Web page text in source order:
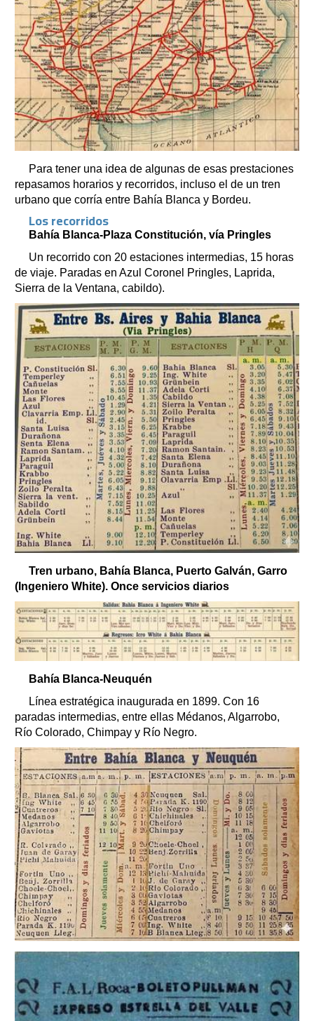
Para tener una idea de algunas de esas prestaciones
repasamos horarios y recorridos, incluso el de un tren
urbano que corría entre Bahía Blanca y Bordeu.
Los recorridos
Bahía Blanca-Plaza Constitución, vía Pringles
Un recorrido con 20 estaciones intermedias, 15 horas
de viaje. Paradas en Azul Coronel Pringles, Laprida,
Sierra de la Ventana, cabildo).
Tren urbano, Bahía Blanca, Puerto Galván, Garro
(Ingeniero White). Once servicios diarios
Bahía Blanca-Neuquén
Línea estratégica inaugurada en 1899. Con 16
paradas intermedias, entre ellas Médanos, Algarrobo,
Río Colorado, Chimpay y Río Negro.